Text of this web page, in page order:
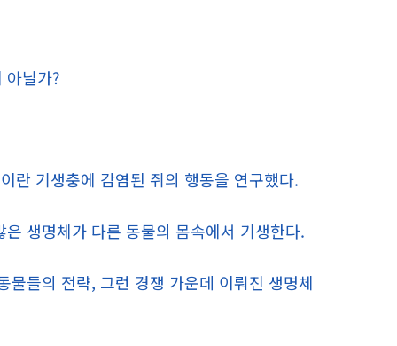
아닐가?
란 기생충에 감염된 쥐의 행동을 연구했다.
생명체가 다른 동물의 몸속에서 기생한다.
들의 전략, 그런 경쟁 가운데 이뤄진 생명체